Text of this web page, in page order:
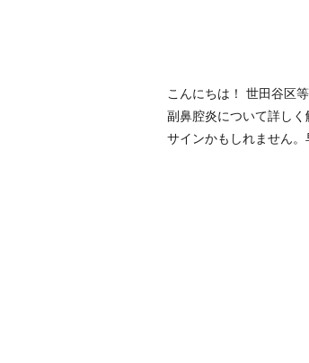
こんにちは！ 世田谷区
副鼻腔炎について詳し
サインかもしれません